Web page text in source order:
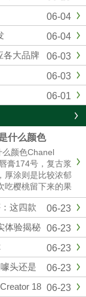
。体......
06-04
06-04
06-03
各大品牌
06-03
06-01
什么颜色
颜色Chanel
膏174号，复古浆
厚涂则是比较浓郁
吃樱桃留下来的果
，秋冬季节重口星
的相似。黄皮也
06-23
这四款
06-23
体验揭秘
06-23
06-23
头还是
06-23
18